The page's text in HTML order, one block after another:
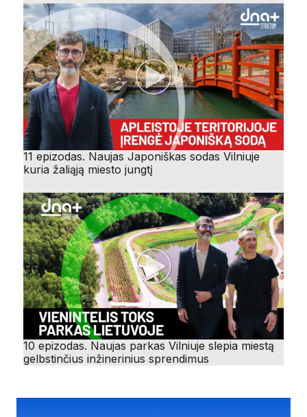
11 epizodas. Naujas Japoniškas sodas Vilniuje
kuria žaliąją miesto jungtį
10 epizodas. Naujas parkas Vilniuje slepia miestą
gelbstinčius inžinerinius sprendimus